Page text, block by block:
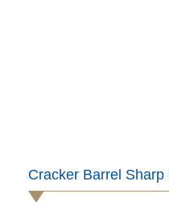
Cracker Barrel Sharp